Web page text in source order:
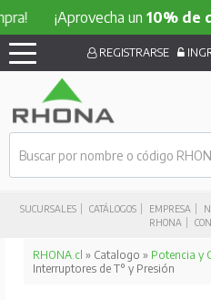
¡Aprovecha un10% de
SUCURSALES CATÁLOGOS EMPRESA
RHONA
REGISTRARSE
RHONA.cl » Catalogo » Potencia y
Interruptores de T° y Presión